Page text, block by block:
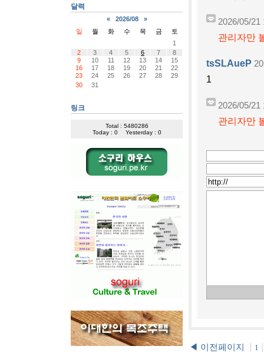
2026/05/21
관리자만
tsSLAueP
1
2026/05/21
관리자만
◀ 이전페이지 1
달력
« 2026/08
»
일
월 화 수 목 금
토
1
2
3 4 5 6 7
8
9
10 11 12 13 14
15
16
17 18 19 20 21
22
23
24 25 26 27 28
29
30
31
링크
Total : 5480286
Today : 0
Yesterday : 0